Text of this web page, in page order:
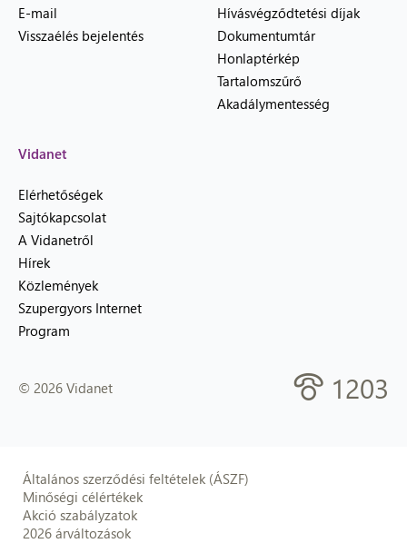
E-mail
Visszaélés bejelentés
Hívásvégződtetési díjak
Dokumentumtár
Honlaptérkép
Tartalomszűrő
Akadálymentesség
Vidanet
Elérhetőségek
Sajtókapcsolat
A Vidanetről
Hírek
Közlemények
Szupergyors Internet
Program
© 2026 Vidanet 1203
Általános szerződési feltételek (ÁSZF)
Minőségi célértékek
Akció szabályzatok
2026 árváltozások